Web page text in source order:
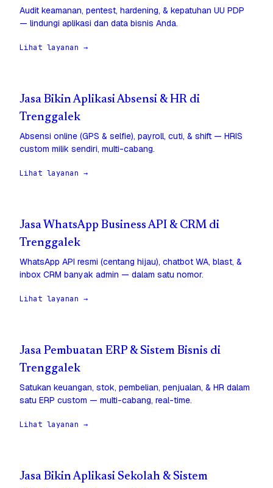
Audit keamanan, pentest, hardening, & kepatuhan UU PDP
— lindungi aplikasi dan data bisnis Anda.
Lihat layanan →
Jasa Bikin Aplikasi Absensi & HR di
Trenggalek
Absensi online (GPS & selfie), payroll, cuti, & shift — HRIS
custom milik sendiri, multi-cabang.
Lihat layanan →
Jasa WhatsApp Business API & CRM di
Trenggalek
WhatsApp API resmi (centang hijau), chatbot WA, blast, &
inbox CRM banyak admin — dalam satu nomor.
Lihat layanan →
Jasa Pembuatan ERP & Sistem Bisnis di
Trenggalek
Satukan keuangan, stok, pembelian, penjualan, & HR dalam
satu ERP custom — multi-cabang, real-time.
Lihat layanan →
Jasa Bikin Aplikasi Sekolah & Sistem